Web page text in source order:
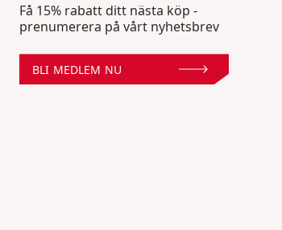
Få 15% rabatt ditt nästa köp -
prenumerera på vårt nyhetsbrev
BLI MEDLEM NU